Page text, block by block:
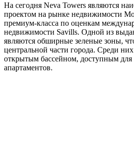
На сегодня Neva Towers являются
проектом на рынке недвижимости
премиум-класса по оценкам
недвижимости Savills. Одной из
являются обширные зеленые зоны,
центральной части города. Среди
открытым бассейном, доступным для
апартаментов.